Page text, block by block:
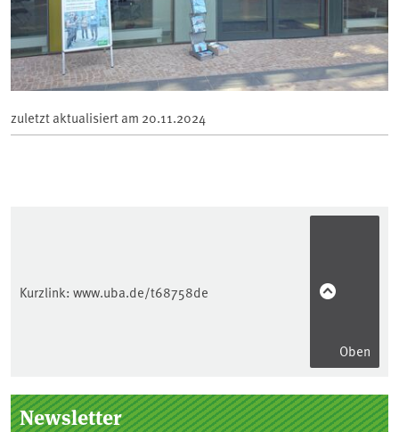
zuletzt aktualisiert am 20.11.2024
Kurzlink: www.uba.de/t68758de
Oben
Seitenleiste
Newsletter